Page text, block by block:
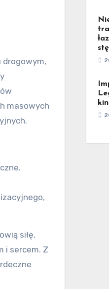
drogowym,
masowych
siłę,
i sercem. Z